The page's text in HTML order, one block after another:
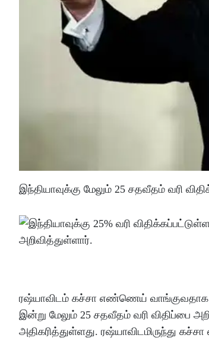
இந்தியாவுக்கு மேலும் 25 சதவீதம் வரி
ரஷ்யாவிடம் கச்சா எண்ணெய் வாங்குவதாக
இன்று மேலும் 25 சதவீதம் வரி விதிப்பை
அதிகரித்துள்ளது. ரஷ்யாவிடமிருந்து